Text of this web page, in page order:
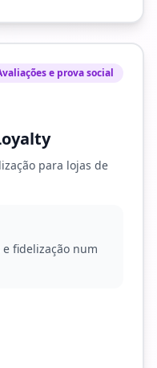
e prova social
para lojas de
fidelização num